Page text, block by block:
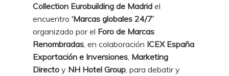
Collection Eurobuilding de Madrid el
encuentro ‘Marcas globales 24/7’
organizado por el Foro de Marcas
Renombradas , en colaboración ICEX España
Exportación e Inversiones Marketing
Directo y NH Hotel Group , para debatir y